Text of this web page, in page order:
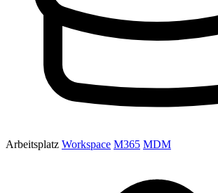
Arbeitsplatz Workspace M365 MDM